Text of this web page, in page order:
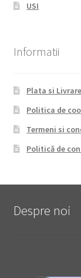
USI
Informatii
Plata si Livrare
Politica de
Termeni si
Politică de
Despre noi